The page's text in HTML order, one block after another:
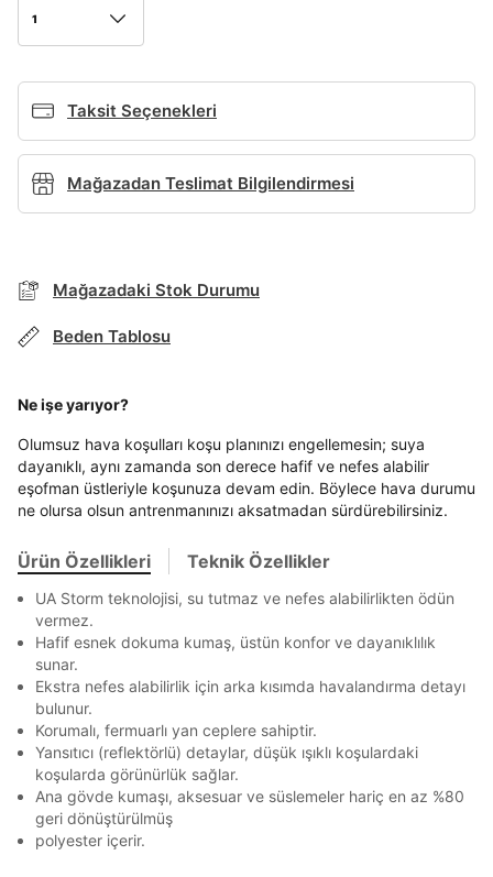
1
Taksit Seçenekleri
İşbankası
Akbank Axess 4
Ziraat Bankası Ziraat Bankası 4
AnadoluBank World
Mağazadan Teslimat Bilgilendirmesi
Mağazadaki Stok Durumu
Beden Tablosu
Ne işe yarıyor?
Olumsuz hava koşulları koşu planınızı engellemesin; suya
dayanıklı, aynı zamanda son derece hafif ve nefes alabilir
eşofman üstleriyle koşunuza devam edin. Böylece hava durumu
ne olursa olsun antrenmanınızı aksatmadan sürdürebilirsiniz.
Ürün Özellikleri Teknik Özellikler
UA Storm teknolojisi, su tutmaz ve nefes alabilirlikten ödün
vermez.
Hafif esnek dokuma kumaş, üstün konfor ve dayanıklılık
sunar.
Ekstra nefes alabilirlik için arka kısımda havalandırma detayı
bulunur.
Korumalı, fermuarlı yan ceplere sahiptir.
Yansıtıcı (reflektörlü) detaylar, düşük ışıklı koşulardaki
koşularda görünürlük sağlar.
Ana gövde kumaşı, aksesuar ve süslemeler hariç en az %80
geri dönüştürülmüş
polyester içerir.
Mağazada Bul
Beden Seçin
Ürün stoklara geldiğindemail adresinize
bildirim göndereceğiz.
Kapat
Kapat
Kapat
Sipariş Numaranız *
Sorgula
Telefon Numarası*
En az 8 karakter
En az 1 özel karakter
Aşağıdakileri okudum ve kabul ediyorum:
Kişisel verileriniz
uyarınca işlenecektir. Kişisel verilerimin Doğuş
tarafından ticari elektronik ileti gönderilmesi amacıyla
işlenmesini kabul ediyorum.
E-mail
Kişisel verilerimin Doğuş Perakende Satış Giyim ve
Aksesuar Ticaret A.Ş. bünyesinde yer alan
markalara ait ürünlerin bana özel pazarlanması ve
Doğuş Grubu şirketlerinde bulunan pazarlama
verilerimin kişiselleştirilmiş reklamcılık faaliyeti
amacıyla işlenmesini kabul ediyorum.
SMS Onay Kodu
Bilgilerinizi güncellemek için lütfen telefonunuza SMS
GÖNDER
SMS Onay Kodu
Bilgilerinizi güncellemek için lütfen telefonunuza SMS
GÖNDER